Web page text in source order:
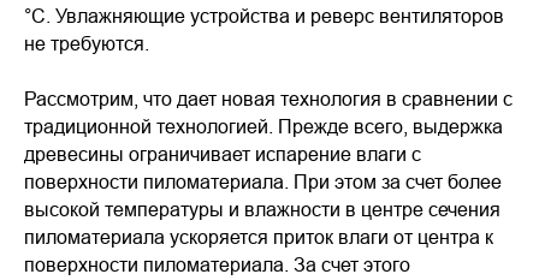
°С. Увлажняющие устройства и реверс вентиляторов
не требуются.
Рассмотрим, что дает новая технология в сравнении с
традиционной технологией. Прежде всего, выдержка
древесины ограничивает испарение влаги с
поверхности пиломатериала. При этом за счет более
высокой температуры и влажности в центре сечения
пиломатериала ускоряется приток влаги от центра к
поверхности пиломатериала. За счет этого